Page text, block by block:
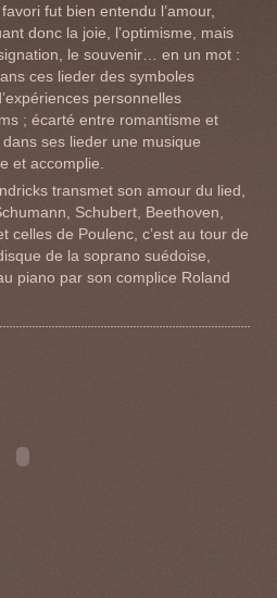
fut bien entendu l’amour,
donc la joie, l’optimisme, mais
le souvenir… en un mot :
ces lieder des symboles
personnelles
; écarté entre romantisme et
ses lieder une musique
et accomplie.
transmet son amour du lied,
Schubert, Beethoven,
celles de Poulenc, c’est au tour de
de la soprano suédoise,
piano par son complice Roland